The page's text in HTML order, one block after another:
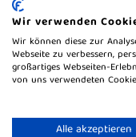
Wir verwenden
Wir können diese zur
Webseite zu verbessern,
großartiges Webseiten-
von uns verwendeten
Alle akzeptieren